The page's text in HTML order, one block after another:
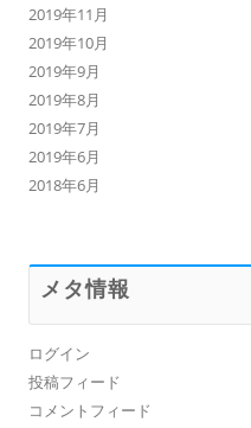
2019年11月
2019年10月
2019年9月
2019年8月
2019年7月
2019年6月
2018年6月
メタ情報
ログイン
投稿フィード
コメントフィード